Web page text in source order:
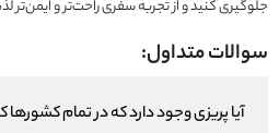
جلوگیری کنید و از تجربه سفری راحت‌تر و ایمن‌تر
سوالات متداول:
آیا پریزی وجود دارد که در تمام کشورها